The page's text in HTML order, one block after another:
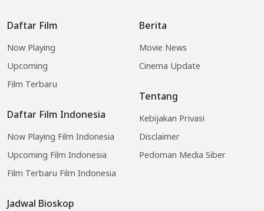
Daftar Film
Now Playing
Upcoming
Film Terbaru
Daftar Film Indonesia
Now Playing Film Indonesia
Upcoming Film Indonesia
Film Terbaru Film Indonesia
Jadwal Bioskop
Berita
Movie News
Cinema Update
Tentang
Kebijakan Privasi
Disclaimer
Pedoman Media Siber